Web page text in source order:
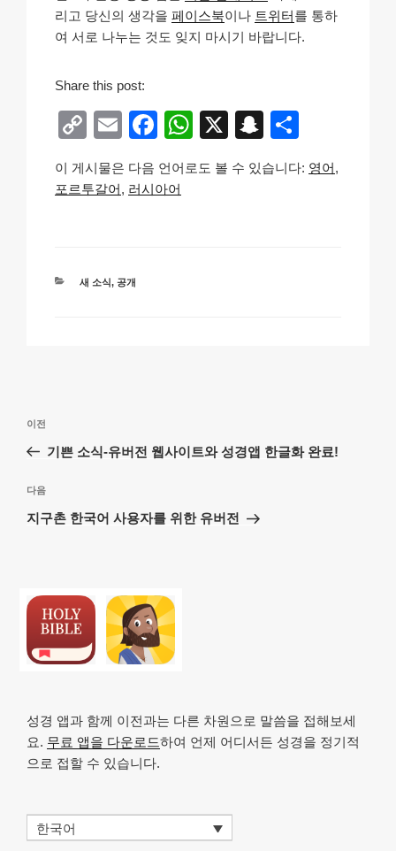
리고 당신의 생각을 페이스북이나 트위터를 통하
여 서로 나누는 것도 잊지 마시기 바랍니다.
Share this post:
C
p
k
E
ail
F
c
W
at
X
S
a
ar
이 게시물은 다음 언어로도 볼 수 있습니다: 영어
포르투갈어
러시아어
카
새 소식, 공개
색
이
전
이전
기쁜 소식-유버전 웹사이트와 성경앱 한글화 완료!
다
음
다음
지구촌 한국어 사용자를 위한 유버전
성경 앱과 함께 이전과는 다른 차원으로 말씀을 접해보세
요. 무료 앱을 다운로드하여 언제 어디서든 성경을 정기적
으로 접할 수 있습니다.
한국어